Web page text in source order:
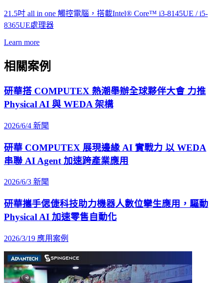
21.5吋 all in one 觸控電腦，搭載Intel® Core™ i3-8145UE / i5-
8365UE處理器
Learn more
相關案例
研華搭 COMPUTEX 熱潮舉辦全球夥伴大會 力推
Physical AI 與 WEDA 架構
2026/6/4 新聞
研華 COMPUTEX 展現邊緣 AI 實戰力 以 WEDA
串聯 AI Agent 加速跨產業應用
2026/6/3 新聞
研華攜手偲倢科技助力機器人數位攣生應用，驅動
Physical AI 加速零售自動化
2026/3/19 應用案例